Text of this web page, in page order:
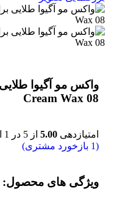
Cream Wax 08
امتیازدهی 5.00 از 5 در 1
(
1 بازخورد مشتری)
ویژگی های محصول: